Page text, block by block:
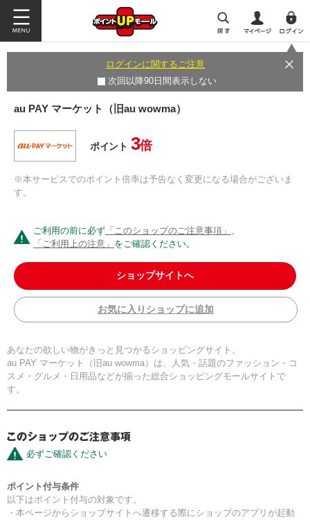
ログインに関するご注意
次回以降90日間表示しない
au PAY マーケット（旧au wowma）
ポイント 3倍
※本サービスでのポイント倍率は予告なく変更になる場合がございま
す。
ご利用の前に必ず 「このショップのご注意事項」 、
「ご利用上の注意」 をご確認ください。
ショップサイトへ
お気に入りショップに追加
あなたの欲しい物がきっと見つかるショッピングサイト。
au PAY マーケット（旧au wowma）は、人気・話題のファッション・コ
スメ・グルメ・日用品などが揃った総合ショッピングモールサイトで
す。
必ずご確認ください
ポイント付与条件
以下はポイント付与の対象です。
・本ページからショップサイトへ遷移する際にショップのアプリが起動